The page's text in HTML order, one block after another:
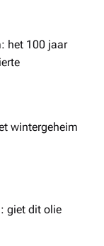
het 100 jaar
wintergeheim
giet dit olie